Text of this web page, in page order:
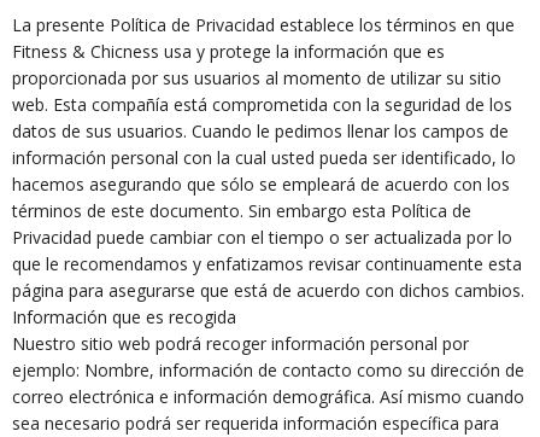
La presente Política de Privacidad establece los términos en que
Fitness & Chicness usa y protege la información que es
proporcionada por sus usuarios al momento de utilizar su sitio
web. Esta compañía está comprometida con la seguridad de los
datos de sus usuarios. Cuando le pedimos llenar los campos de
información personal con la cual usted pueda ser identificado, lo
hacemos asegurando que sólo se empleará de acuerdo con los
términos de este documento. Sin embargo esta Política de
Privacidad puede cambiar con el tiempo o ser actualizada por lo
que le recomendamos y enfatizamos revisar continuamente esta
página para asegurarse que está de acuerdo con dichos cambios.
Información que es recogida
Nuestro sitio web podrá recoger información personal por
ejemplo: Nombre, información de contacto como su dirección de
correo electrónica e información demográfica. Así mismo cuando
sea necesario podrá ser requerida información específica para